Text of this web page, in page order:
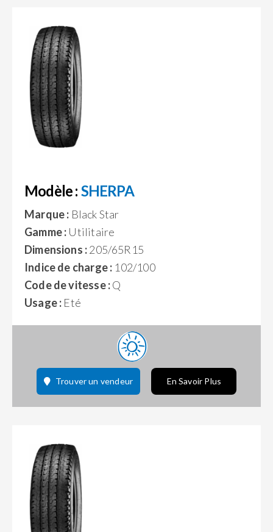
Modèle : SHERPA
Marque : Black Star
Gamme : Utilitaire
Dimensions :205/65R15
Indice de charge : 102/100
Code de vitesse :Q
Usage : Eté
Trouver un vendeur En Savoir Plus